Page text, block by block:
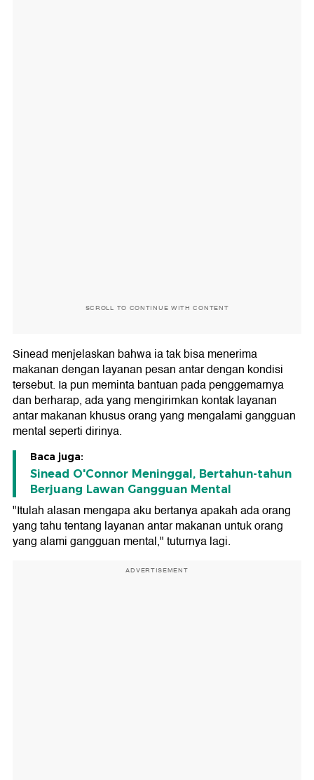
SCROLL TO CONTINUE WITH CONTENT
Sinead menjelaskan bahwa ia tak bisa menerima
makanan dengan layanan pesan antar dengan kondisi
tersebut. Ia pun meminta bantuan pada penggemarnya
dan berharap, ada yang mengirimkan kontak layanan
antar makanan khusus orang yang mengalami gangguan
mental seperti dirinya.
Baca juga:
Sinead O'Connor Meninggal, Bertahun-tahun
Berjuang Lawan Gangguan Mental
"Itulah alasan mengapa aku bertanya apakah ada orang
yang tahu tentang layanan antar makanan untuk orang
yang alami gangguan mental," tuturnya lagi.
ADVERTISEMENT